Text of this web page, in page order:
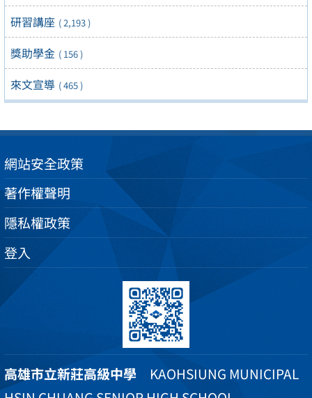
研習講座 ( 2,193 )
獎助學金 ( 156 )
來文宣導 ( 465 )
網站安全政策
著作權聲明
隱私權政策
登入
高雄市立新莊高級中學 KAOHSIUNG MUNICIPAL